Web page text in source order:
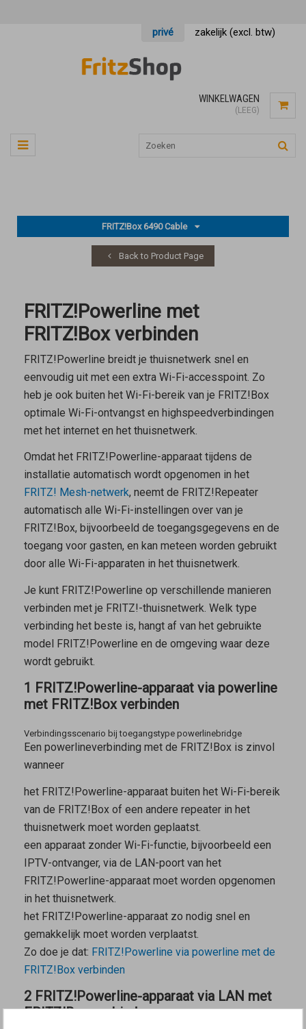
privé zakelijk (excl. btw)
WINKELWAGEN
(LEEG)
FRITZ!Box 6490 Cable
Back to Product Page
FRITZ!Powerline met
FRITZ!Box verbinden
FRITZ!Powerline breidt je thuisnetwerk snel en
eenvoudig uit met een extra Wi-Fi-accesspoint. Zo
heb je ook buiten het Wi-Fi-bereik van je FRITZ!Box
optimale Wi-Fi-ontvangst en highspeedverbindingen
met het internet en het thuisnetwerk.
Omdat het FRITZ!Powerline-apparaat tijdens de
installatie automatisch wordt opgenomen in het
FRITZ! Mesh-netwerk, neemt de FRITZ!Repeater
automatisch alle Wi-Fi-instellingen over van je
FRITZ!Box, bijvoorbeeld de toegangsgegevens en de
toegang voor gasten, en kan meteen worden gebruikt
door alle Wi-Fi-apparaten in het thuisnetwerk.
Je kunt FRITZ!Powerline op verschillende manieren
verbinden met je FRITZ!-thuisnetwerk. Welk type
verbinding het beste is, hangt af van het gebruikte
model FRITZ!Powerline en de omgeving waar deze
wordt gebruikt.
1 FRITZ!Powerline-apparaat via powerline
met FRITZ!Box verbinden
Verbindingsscenario bij toegangstype powerlinebridge
Een powerlineverbinding met de FRITZ!Box is zinvol
wanneer
het FRITZ!Powerline-apparaat buiten het Wi-Fi-bereik
van de FRITZ!Box of een andere repeater in het
thuisnetwerk moet worden geplaatst.
een apparaat zonder Wi-Fi-functie, bijvoorbeeld een
IPTV-ontvanger, via de LAN-poort van het
FRITZ!Powerline-apparaat moet worden opgenomen
in het thuisnetwerk.
het FRITZ!Powerline-apparaat zo nodig snel en
gemakkelijk moet worden verplaatst.
Zo doe je dat: FRITZ!Powerline via powerline met de
FRITZ!Box verbinden
2 FRITZ!Powerline-apparaat via LAN met
FRITZ!Box verbinden